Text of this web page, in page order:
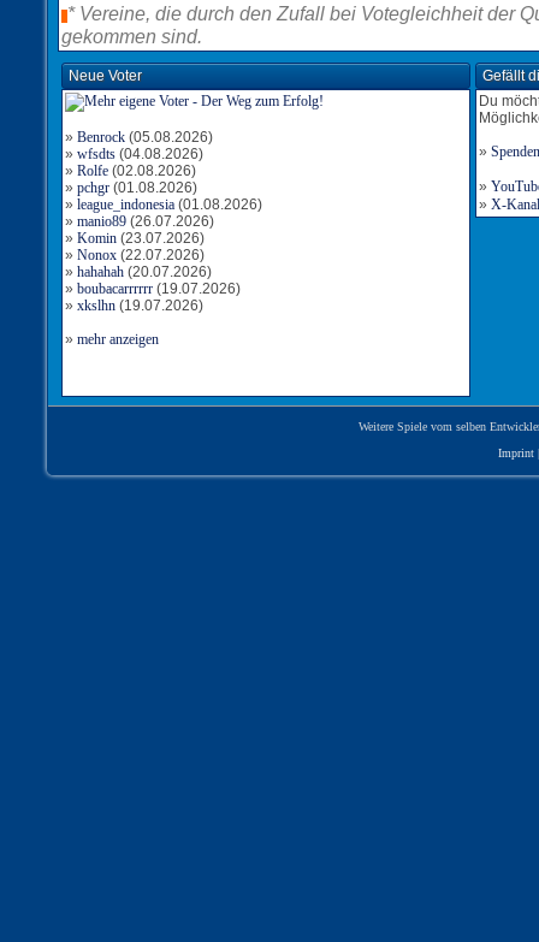
* Vereine, die durch den Zufall bei Votegleichheit der
gekommen sind.
Neue Voter
» Benrock (05.08.2026)
» wfsdts (04.08.2026)
» Rolfe (02.08.2026)
» pchgr (01.08.2026)
» league_indonesia (01.08.2026)
» manio89 (26.07.2026)
» Komin (23.07.2026)
» Nonox (22.07.2026)
» hahahah (20.07.2026)
» boubacarrrrrr (19.07.2026)
» xkslhn (19.07.2026)
» mehr anzeigen
Gefällt
Du
» Spenden
»
» X-
Weitere Spiele vom selben
Imprint